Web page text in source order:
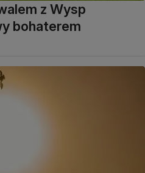
z Wysp
bohaterem